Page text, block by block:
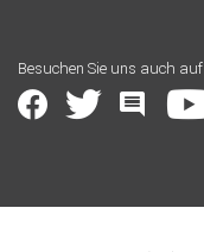
Besuchen Sie uns auch auf